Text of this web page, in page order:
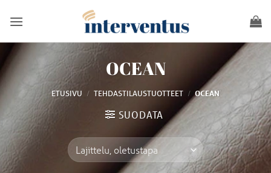
OCEAN
ETUSIVU / TEHDASTILAUSTUOTTEET / OCEAN
SUODATA